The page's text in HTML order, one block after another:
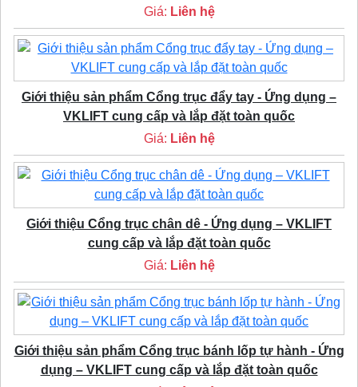
Giá: Liên hệ
Giới thiệu sản phẩm Cổng trục đẩy tay - Ứng dụng –
VKLIFT cung cấp và lắp đặt toàn quốc
Giá: Liên hệ
Giới thiệu Cổng trục chân dê - Ứng dụng – VKLIFT
cung cấp và lắp đặt toàn quốc
Giá: Liên hệ
Giới thiệu sản phẩm Cổng trục bánh lốp tự hành - Ứng
dụng – VKLIFT cung cấp và lắp đặt toàn quốc